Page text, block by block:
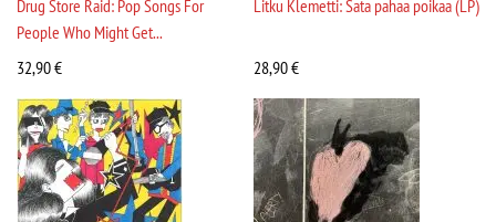
Drug Store Raid: Pop Songs For
People Who Might Get...
32,90€
Litku Klemetti: Sata pahaa poikaa (LP)
28,90€